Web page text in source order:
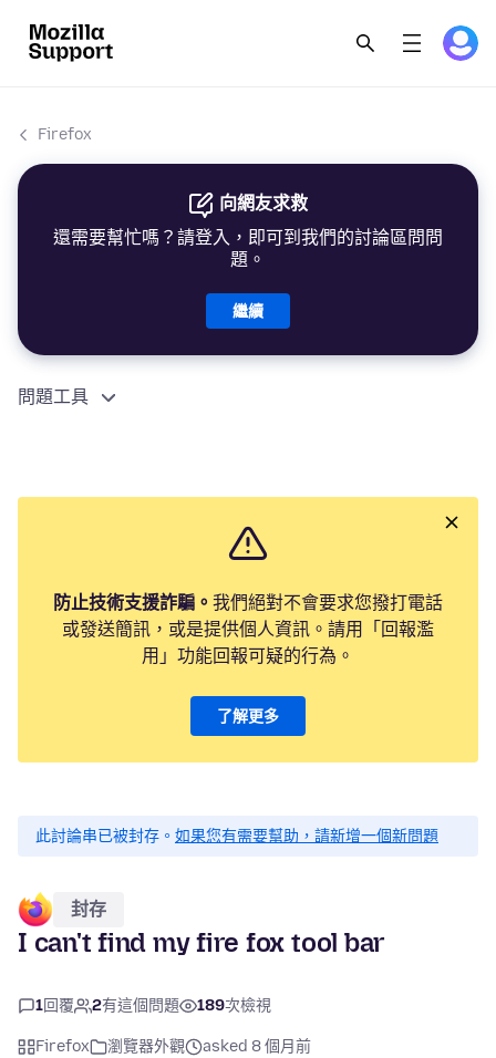
Firefox
向網友求救
還需要幫忙嗎？請登入，即可到我們的討論區問問
題。
繼續
問題工具
防止技術支援詐騙。 我們絕對不會要求您撥打電話
或發送簡訊，或是提供個人資訊。請用「回報濫
用」功能回報可疑的行為。
了解更多
此討論串已被封存。 如果您有需要幫助，請新增一個新問題
封存
I can't find my fire fox tool bar
1回覆 2有這個問題 189次檢視
Firefox 瀏覽器外觀
asked 8 個月前